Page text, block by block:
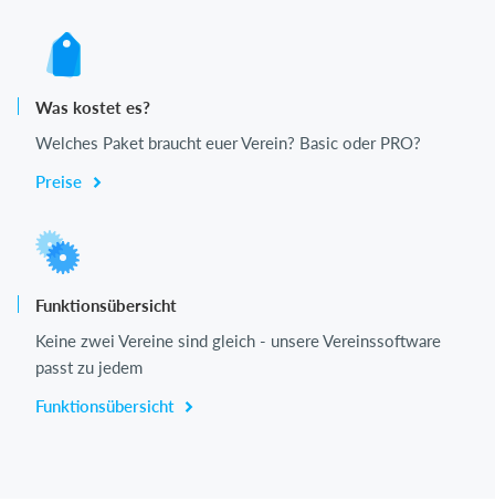
Was kostet es?
Welches Paket braucht euer Verein? Basic oder PRO?
Preise
Funktionsübersicht
Keine zwei Vereine sind gleich - unsere Vereinssoftware
passt zu jedem
Funktionsübersicht